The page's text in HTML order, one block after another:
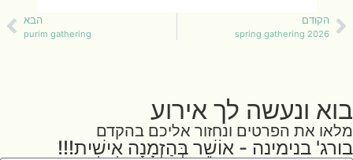
הקודם
spring gathering 2026
הבא
purim gathering
בוא ונעשה לך אירוע
מלאו את הפרטים ונחזור אליכם בהקדם
בורג' בנימינה - אוֹשֵׁר בְּהַזְמָנָה אִישִׁית!!!